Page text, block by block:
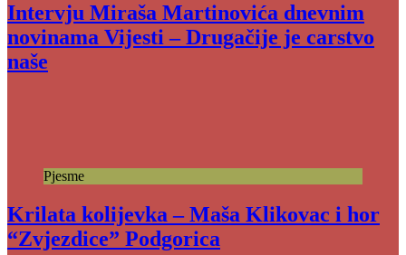
Intervju Miraša Martinovića dnevnim
novinama Vijesti – Drugačije je carstvo
naše
Pjesme
Krilata kolijevka – Maša Klikovac i hor
“Zvjezdice” Podgorica